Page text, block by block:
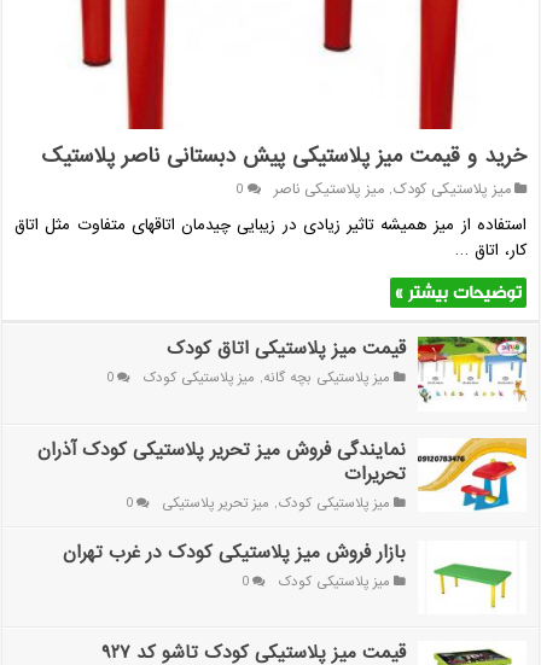
خرید و قیمت میز پلاستیکی پیش دبستانی ناصر پلاستیک
میز پلاستیکی کودک,میز پلاستیکی ناصر 0
استفاده از میز همیشه تاثیر زیادی در زیبایی چیدمان اتاقهای متفاوت مثل اتاق
کار، اتاق …
توضیحات بیشتر »
قیمت میز پلاستیکی اتاق کودک
میز پلاستیکی بچه گانه, میز پلاستیکی کودک 0
نمایندگی فروش میز تحریر پلاستیکی کودک آذران
تحریرات
میز پلاستیکی کودک, میز تحریر پلاستیکی 0
بازار فروش میز پلاستیکی کودک در غرب تهران
میز پلاستیکی کودک 0
قیمت میز پلاستیکی کودک تاشو کد ۹۲۷